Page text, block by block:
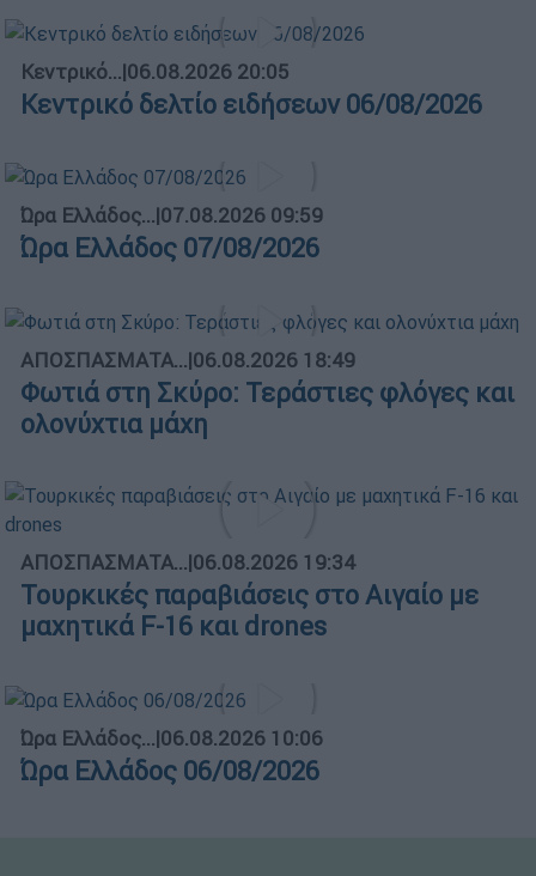
Κεντρικό...|06.08.2026 20:05
Κεντρικό δελτίο ειδήσεων 06/08/2026
Ώρα Ελλάδος...|07.08.2026 09:59
Ώρα Ελλάδος 07/08/2026
ΑΠΟΣΠΑΣΜΑΤΑ...|06.08.2026 18:49
Φωτιά στη Σκύρο: Τεράστιες φλόγες και
ολονύχτια μάχη
ΑΠΟΣΠΑΣΜΑΤΑ...|06.08.2026 19:34
Τουρκικές παραβιάσεις στο Αιγαίο με
μαχητικά F-16 και drones
Ώρα Ελλάδος...|06.08.2026 10:06
Ώρα Ελλάδος 06/08/2026